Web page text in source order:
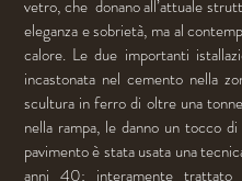
vetro, che donano all’attuale
eleganza e sobrietà, ma al
calore. Le due importanti
incastonata nel cemento nella
scultura in ferro di oltre una
nella rampa, le danno un tocco
pavimento è stata usata una
anni 40; interamente trattato